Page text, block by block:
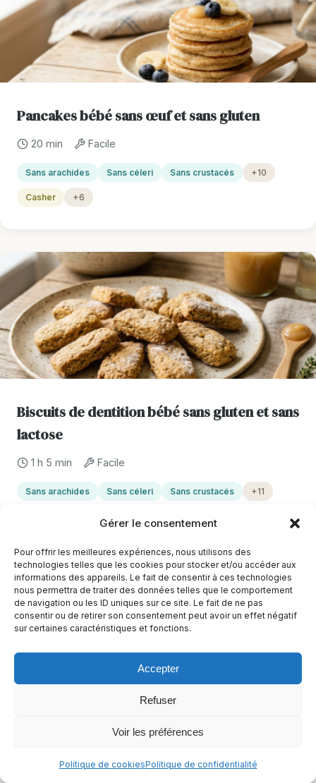
Gérer le consentement
Pour offrir les meilleures expériences, nous utilisons des
technologies telles que les cookies pour stocker et/ou accéder aux
informations des appareils. Le fait de consentir à ces technologies
nous permettra de traiter des données telles que le comportement
de navigation ou les ID uniques sur ce site. Le fait de ne pas
consentir ou de retirer son consentement peut avoir un effet négatif
sur certaines caractéristiques et fonctions.
Accepter
Refuser
Voir les préférences
Politique de cookiesPolitique de confidentialité
Pancakes bébé sans œuf et sans gluten
20 min Facile
Sans arachides Sans céleri Sans crustacés +10
Casher +6
Biscuits de dentition bébé sans gluten et sans
lactose
1 h 5 min Facile
Sans arachides Sans céleri Sans crustacés +11
Compote de poire pour bébé sans sucre